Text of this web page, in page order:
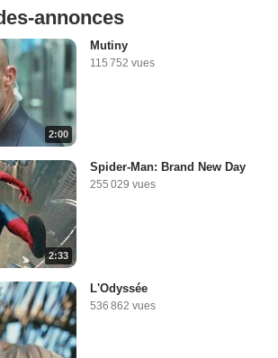
annonces
2:00
Mutiny
115 752 vues
2:33
Spider-Man: Brand New Day
255 029 vues
L'Odyssée
536 862 vues